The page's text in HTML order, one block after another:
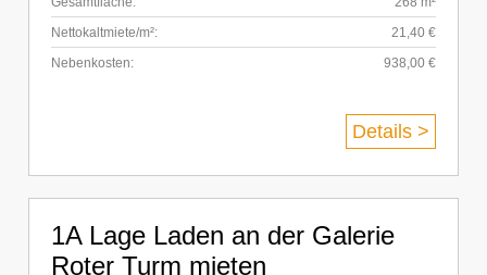
Nettokaltmiete/m²:
21,40 €
Nebenkosten:
938,00 €
Details >
1A Lage Laden an der Galerie
Roter Turm mieten